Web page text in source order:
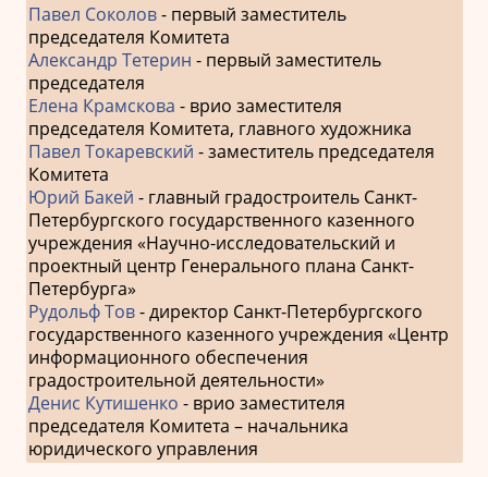
Павел Соколов- первый заместитель
председателя Комитета
Александр Тетерин - первый заместитель
председателя
Елена Крамскова - врио заместителя
председателя Комитета, главного художника
Павел Токаревский - заместитель председателя
Комитета
Юрий Бакей - главный градостроитель Санкт-
Петербургского государственного казенного
учреждения «Научно-исследовательский и
проектный центр Генерального плана Санкт-
Петербурга»
Рудольф Тов- директор Санкт-Петербургского
государственного казенного учреждения «Центр
информационного обеспечения
градостроительной деятельности»
Денис Кутишенко - врио заместителя
председателя Комитета – начальника
юридического управления